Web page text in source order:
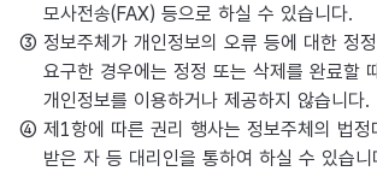
모사전송(FAX) 등으로 하실 수 있습니다.
③ 정보주체가 개인정보의 오류 등에 대한 정
요구한 경우에는 정정 또는 삭제를 완료할
개인정보를 이용하거나 제공하지 않습니다.
④ 제1항에 따른 권리 행사는 정보주체의 법정
받은 자 등 대리인을 통하여 하실 수 있습